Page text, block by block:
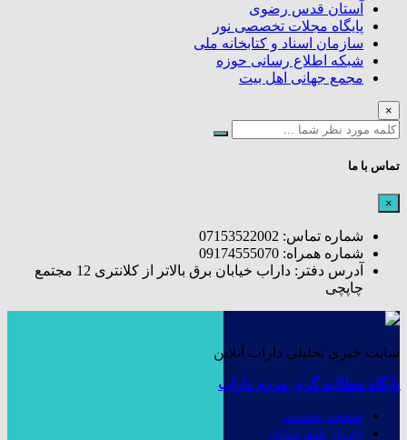
آستان قدس رضوی
پایگاه مجلات تخصصی نور
سازمان اسناد و کتابخانه ملی
شبکه اطلاع رسانی حوزه
مجمع جهانی اهل بیت
×
تماس با ما
×
شماره تماس: 07153522002
شماره همراه: 09174555070
آدرس دفتر: داراب خیابان برق بالاتر از کلانتری 12 مجتمع
چاپچی
سایت خبری تحلیلی داراب آنلاین
پایگاه مطالبه گری مردم داراب
صفحه نخست
اخـبار شهرستان